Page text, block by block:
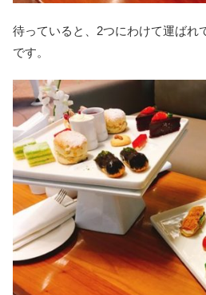
待っていると、2つにわけて運ばれ
です。